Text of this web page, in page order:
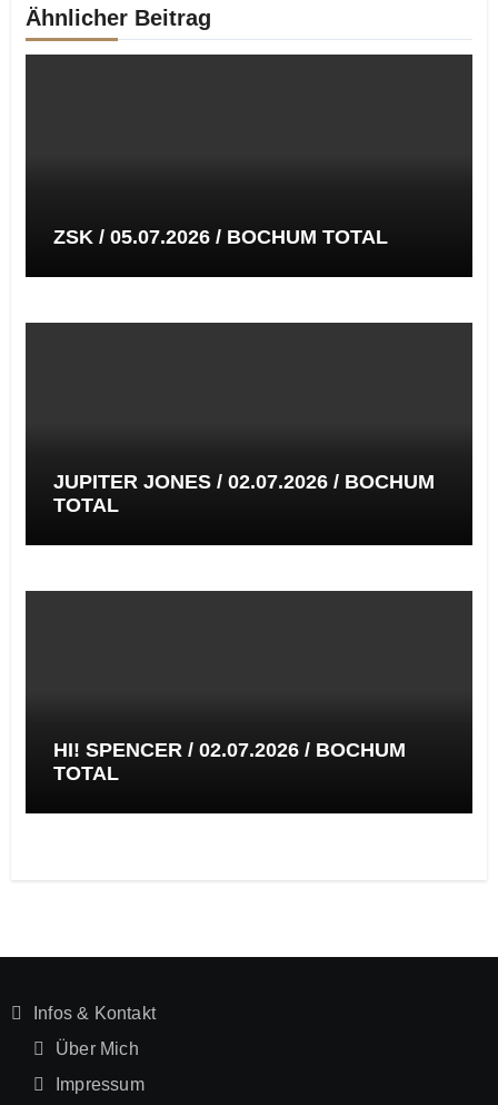
Ähnlicher Beitrag
ZSK / 05.07.2026 / BOCHUM TOTAL
JUPITER JONES / 02.07.2026 / BOCHUM
TOTAL
HI! SPENCER / 02.07.2026 / BOCHUM
TOTAL
Infos & Kontakt
Über Mich
Impressum